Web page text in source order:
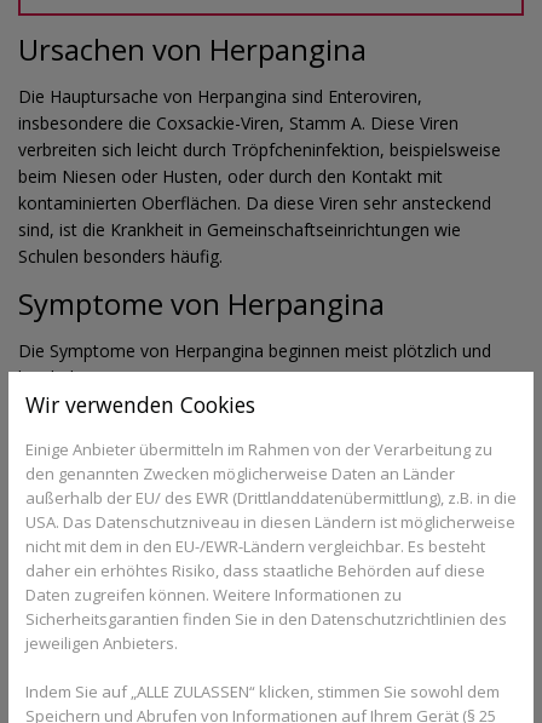
Ursachen von Herpangina
Die Hauptursache von Herpangina sind Enteroviren,
insbesondere die Coxsackie-Viren, Stamm A. Diese Viren
verbreiten sich leicht durch Tröpfcheninfektion, beispielsweise
beim Niesen oder Husten, oder durch den Kontakt mit
kontaminierten Oberflächen. Da diese Viren sehr ansteckend
sind, ist die Krankheit in Gemeinschaftseinrichtungen wie
Schulen besonders häufig.
Symptome von Herpangina
Die Symptome von Herpangina beginnen meist plötzlich und
beinhalten:
Fieber: Ein plötzliches hohes Fieber ist meist das erste
Anzeichen.
Halsschmerzen: Betroffene klagen über starke
Halsschmerzen, die durch die Bildung von Bläschen im
Mund- und Rachenraum verursacht werden.
Bläschen und Geschwüre: Kleine, schmerzhafte Bläschen
treten am Gaumen, den Mandeln und der Zunge auf.
Diese Bläschen platzen häufig und hinterlassen
Geschwüre.
Appetitlosigkeit und Schluckbeschwerden: Aufgrund der
Schmerzen im Mund und beim Schlucken kommt es zu
Appetitlosigkeit und Schwierigkeiten beim Essen und
Wir verwenden Cookies
Einige Anbieter übermitteln im Rahmen von der Verarbeitung zu
den genannten Zwecken möglicherweise Daten an Länder
außerhalb der EU/ des EWR (Drittlanddatenübermittlung), z.B. in die
USA. Das Datenschutzniveau in diesen Ländern ist möglicherweise
nicht mit dem in den EU-/EWR-Ländern vergleichbar. Es besteht
daher ein erhöhtes Risiko, dass staatliche Behörden auf diese
Daten zugreifen können. Weitere Informationen zu
Sicherheitsgarantien finden Sie in den Datenschutzrichtlinien des
jeweiligen Anbieters.
Indem Sie auf „ALLE ZULASSEN“ klicken, stimmen Sie sowohl dem
Speichern und Abrufen von Informationen auf Ihrem Gerät (§ 25